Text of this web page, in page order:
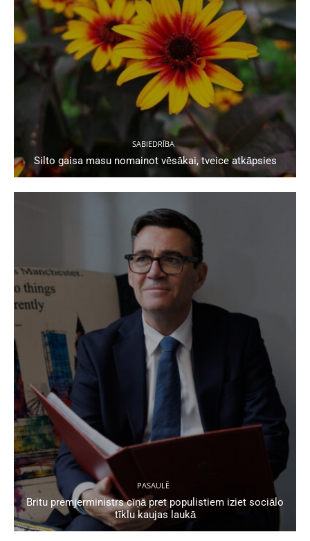
SABIEDRĪBA
Silto gaisa masu nomainot vēsākai, tveice atkāpsies
PASAULĒ
Britu premjerministrs cīņā pret populistiem iziet sociālo
tīklu kaujas laukā